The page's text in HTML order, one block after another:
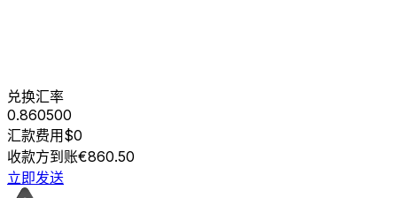
兑换汇率
0.860500
汇款费用$0
收款方到账€860.50
立即发送